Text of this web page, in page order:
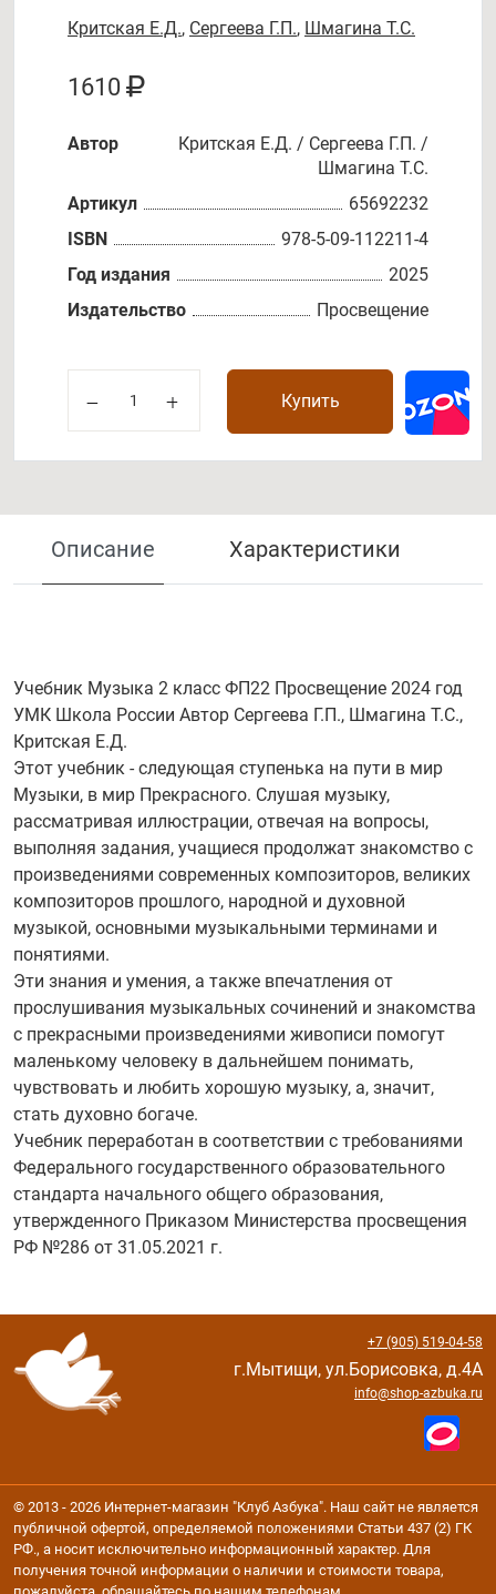
Критская Е.Д., Сергеева Г.П., Шмагина Т.С.
1610
Автор
Критская Е.Д. / Сергеева Г.П. /
Шмагина Т.С.
Артикул
65692232
ISBN
978-5-09-112211-4
Год издания
2025
Издательство
Просвещение
Купить
Описание Характеристики
Учебник Музыка 2 класс ФП22 Просвещение 2024 год
УМК Школа России Автор Сергеева Г.П., Шмагина Т.С.,
Критская Е.Д.
Этот учебник - следующая ступенька на пути в мир
Музыки, в мир Прекрасного. Слушая музыку,
рассматривая иллюстрации, отвечая на вопросы,
выполняя задания, учащиеся продолжат знакомство с
произведениями современных композиторов, великих
композиторов прошлого, народной и духовной
музыкой, основными музыкальными терминами и
понятиями.
Эти знания и умения, а также впечатления от
прослушивания музыкальных сочинений и знакомства
с прекрасными произведениями живописи помогут
маленькому человеку в дальнейшем понимать,
чувствовать и любить хорошую музыку, а, значит,
стать духовно богаче.
Учебник переработан в соответствии с требованиями
Федерального государственного образовательного
стандарта начального общего образования,
утвержденного Приказом Министерства просвещения
РФ №286 от 31.05.2021 г.
+7 (905) 519-04-58
г.Мытищи, ул.Борисовка, д.4А
info@shop-azbuka.ru
© 2013 - 2026 Интернет-магазин "Клуб Азбука". Наш сайт не является
публичной офертой, определяемой положениями Статьи 437 (2) ГК
РФ., а носит исключительно информационный характер. Для
получения точной информации о наличии и стоимости товара,